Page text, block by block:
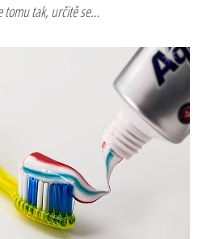
tomu tak, určitě se…